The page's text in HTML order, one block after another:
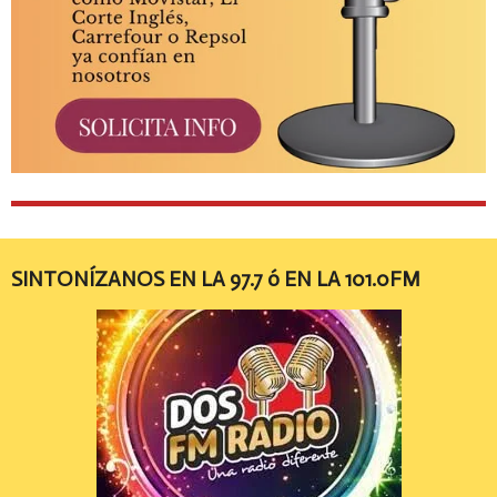
SINTONÍZANOS EN LA 97.7 ó EN LA 101.0FM